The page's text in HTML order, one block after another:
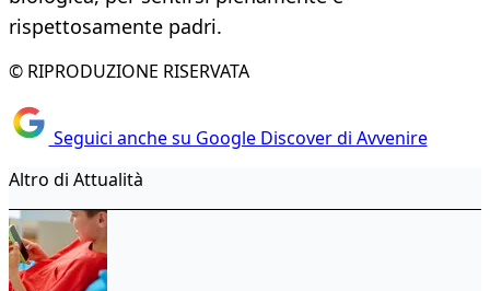
rispettosamente padri.
© RIPRODUZIONE RISERVATA
Seguici anche su Google Discover di Avvenire
Altro di Attualità